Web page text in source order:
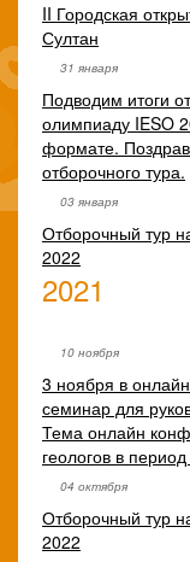
II Городская
Султан
31 января
Подводим итоги
олимпиаду IESO
формате.
отборочного тура.
03 января
Отборочный тур
2022
2021
10 ноября
3 ноября в
семинар для
Тема онлайн
геологов в
04 октября
Отборочный тур
2022